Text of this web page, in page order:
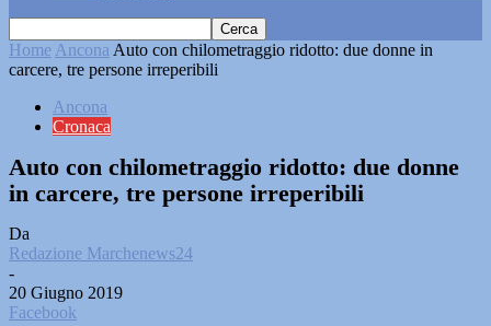
Home Ancona Auto con chilometraggio ridotto: due donne in
carcere, tre persone irreperibili
Ancona
Cronaca
Auto con chilometraggio ridotto: due donne
in carcere, tre persone irreperibili
Da
Redazione Marchenews24
-
20 Giugno 2019
Facebook